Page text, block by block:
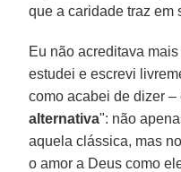
que a caridade traz em
Eu não acreditava
estudei e escrevi
como acabei de dizer
alternativa": não
aquela clássica, mas
o amor a Deus como